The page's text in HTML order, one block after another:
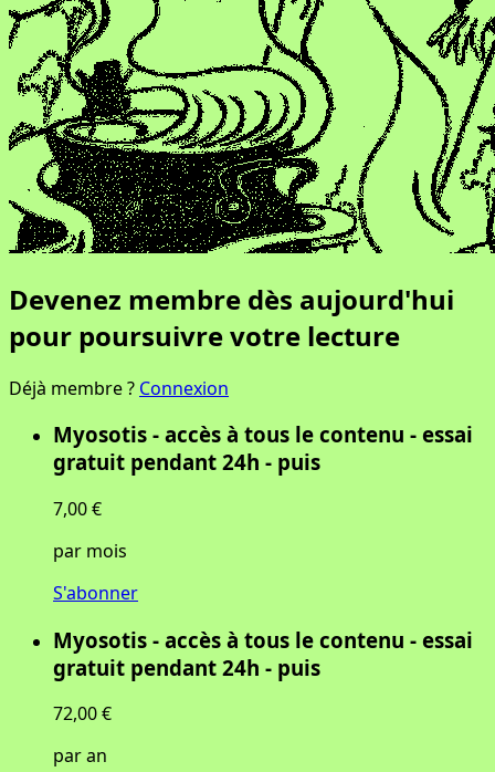
Devenez membre dès aujourd'hui
pour poursuivre votre lecture
Déjà membre ? Connexion
Myosotis - accès à tous le contenu - essai
gratuit pendant 24h - puis
7,00 €
par mois
S'abonner
Myosotis - accès à tous le contenu - essai
gratuit pendant 24h - puis
72,00 €
par an